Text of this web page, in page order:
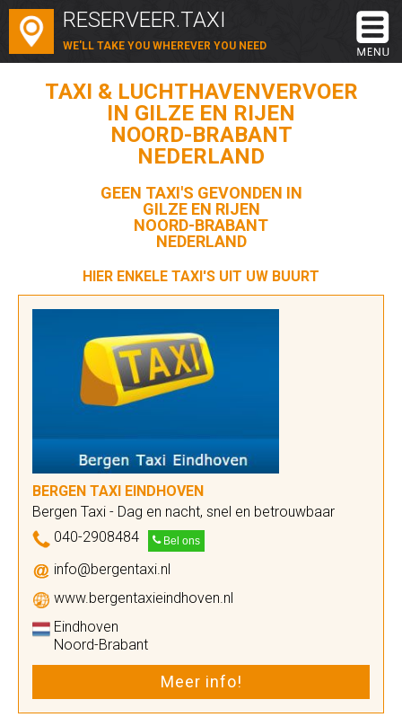
RESERVEER.TAXI
WE'LL TAKE YOU WHEREVER YOU NEED
TAXI & LUCHTHAVENVERVOER
IN GILZE EN RIJEN
NOORD-BRABANT
NEDERLAND
GEEN TAXI'S GEVONDEN IN
GILZE EN RIJEN
NOORD-BRABANT
NEDERLAND
HIER ENKELE TAXI'S UIT UW BUURT
BERGEN TAXI EINDHOVEN
Bergen Taxi - Dag en nacht, snel en betrouwbaar
040-2908484
Bel ons
info@bergentaxi.nl
www.bergentaxieindhoven.nl
Eindhoven
Noord-Brabant
Meer info!